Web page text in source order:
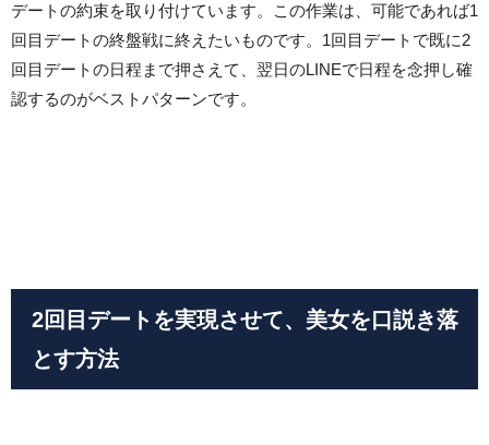
デートの約束を取り付けています。この作業は、可能であれば1
回目デートの終盤戦に終えたいものです。1回目デートで既に2
回目デートの日程まで押さえて、翌日のLINEで日程を念押し確
認するのがベストパターンです。
2回目デートを実現させて、美女を口説き落
とす方法